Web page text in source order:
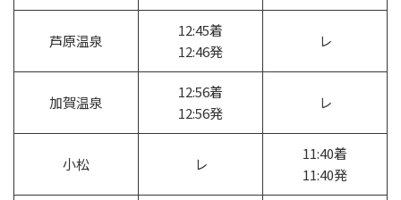
芦原温泉
12:45着
12:46発
レ
加賀温泉
12:56着
12:56発
レ
小松 レ
11:40着
11:40発